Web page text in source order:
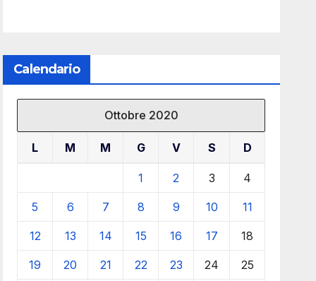
Calendario
Ottobre 2020
L M M G V S D
1 2 3 4
5 6 7 8 9 10 11
12 13 14 15 16 17 18
19 20 21 22 23 24 25